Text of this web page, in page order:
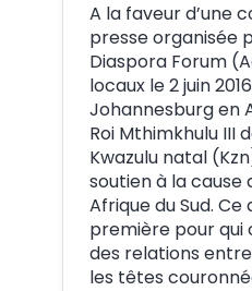
A la faveur d’une
presse organisée
Diaspora Forum
locaux le 2 juin
Johannesburg en
Roi Mthimkhulu III
Kwazulu natal
soutien à la cause
Afrique du Sud.
première pour
des relations
les têtes